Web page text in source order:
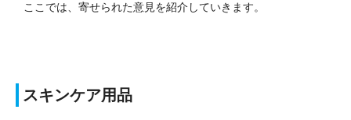
ここでは、寄せられた意見を紹介していきます。
スキンケア用品